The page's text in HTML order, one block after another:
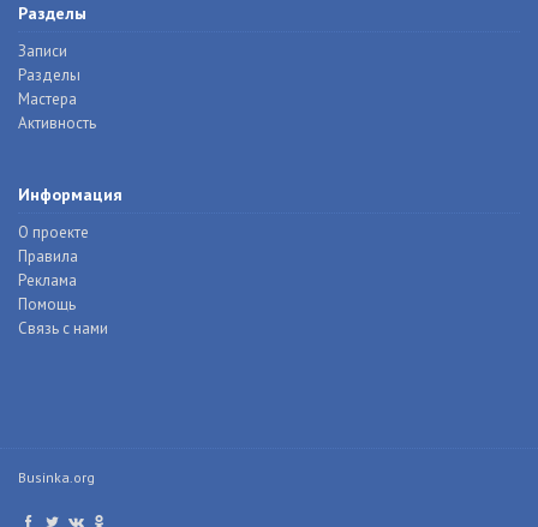
Разделы
Записи
Разделы
Мастера
Активность
Информация
О проекте
Правила
Реклама
Помощь
Связь с нами
Businka.org